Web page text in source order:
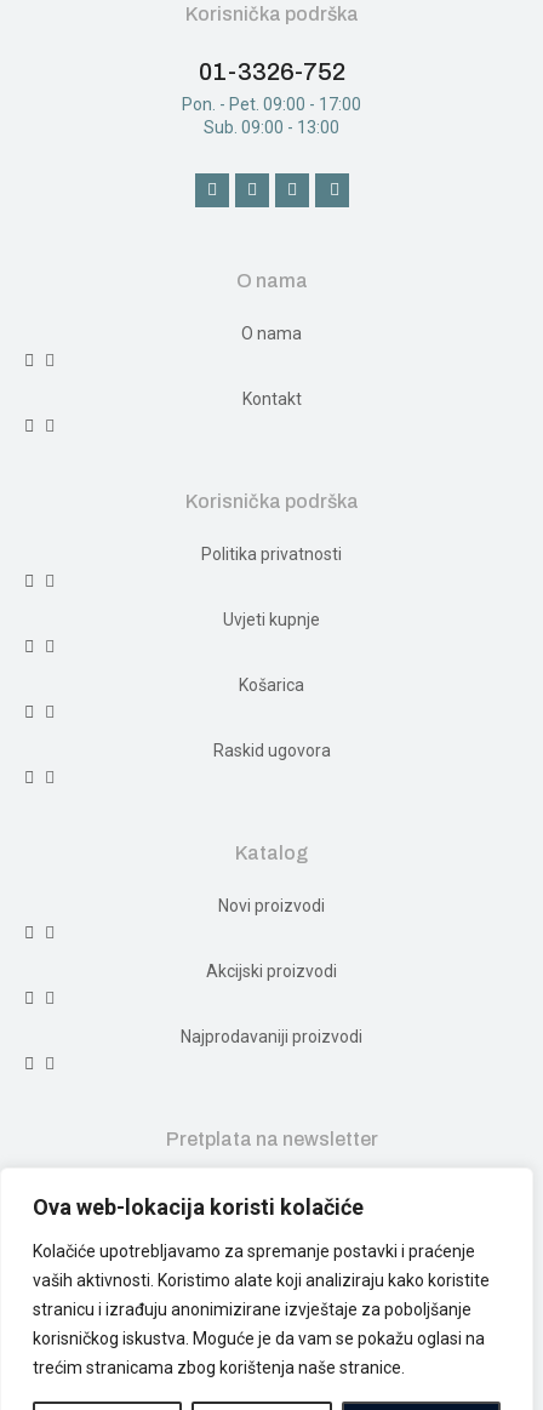
Ova web-lokacija koristi kolačiće
Kolačiće upotrebljavamo za spremanje postavki i praćenje
vaših aktivnosti. Koristimo alate koji analiziraju kako koristite
stranicu i izrađuju anonimizirane izvještaje za poboljšanje
korisničkog iskustva. Moguće je da vam se pokažu oglasi na
trećim stranicama zbog korištenja naše stranice.
Korisnička podrška
01-3326-752
Pon. - Pet. 09:00 - 17:00
Sub. 09:00 - 13:00
O nama
O nama
Kontakt
Korisnička podrška
Politika privatnosti
Uvjeti kupnje
Košarica
Raskid ugovora
Katalog
Novi proizvodi
Akcijski proizvodi
Najprodavaniji proizvodi
Pretplata na newsletter
pretplati me na novosti
Prvi saznaj ekskluzivne ponude i nove proizvode.